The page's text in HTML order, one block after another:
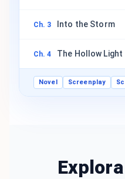
Ch. 3 Into the Storm
Ch. 4 The Hollow Light
Novel Screenplay